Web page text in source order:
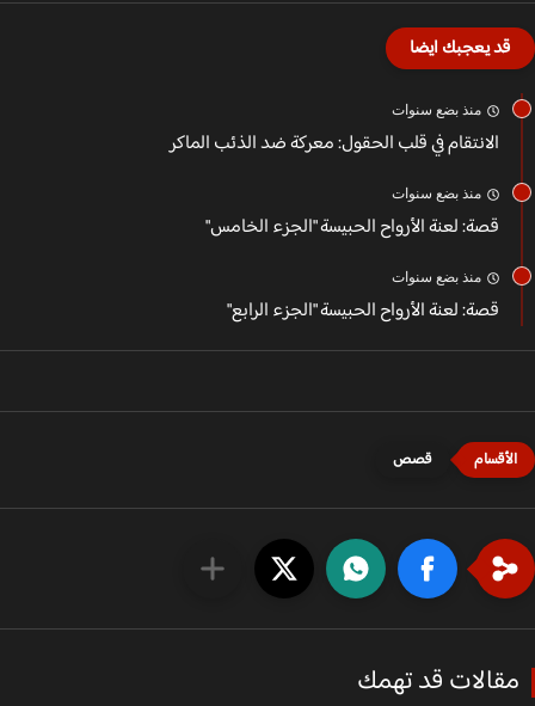
قد يعجبك ايضا
منذ بضع سنوات
الانتقام في قلب الحقول: معركة ضد الذئب الماكر
منذ بضع سنوات
قصة: لعنة الأرواح الحبيسة "الجزء الخامس"
منذ بضع سنوات
قصة: لعنة الأرواح الحبيسة "الجزء الرابع"
قصص
قد تهمك